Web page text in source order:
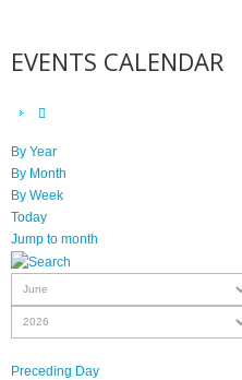
EVENTS CALENDAR
By Year
By Month
By Week
Today
Jump to month
Preceding Day